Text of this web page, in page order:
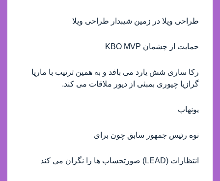
طراحی ویلا در زمین شیبدار طراحی ویلا
حمایت از چشمان KBO MVP
رکا ساری شش یارد می بافد و به همین ترتیب با ماریا
گرازیا چیوری بمبئی از دیور ملاقات می کند.
یونهاپ
نوه رئیس جمهور سابق چون برای
انتظارات (LEAD) صورتحساب ها را نگران می کند